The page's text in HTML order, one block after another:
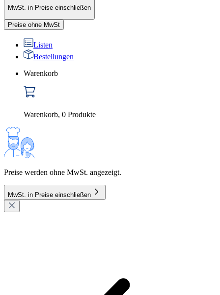
MwSt. in Preise einschließen
Preise ohne MwSt
Listen
Bestellungen
Warenkorb
Warenkorb, 0 Produkte
Preise werden ohne MwSt. angezeigt.
MwSt. in Preise einschließen